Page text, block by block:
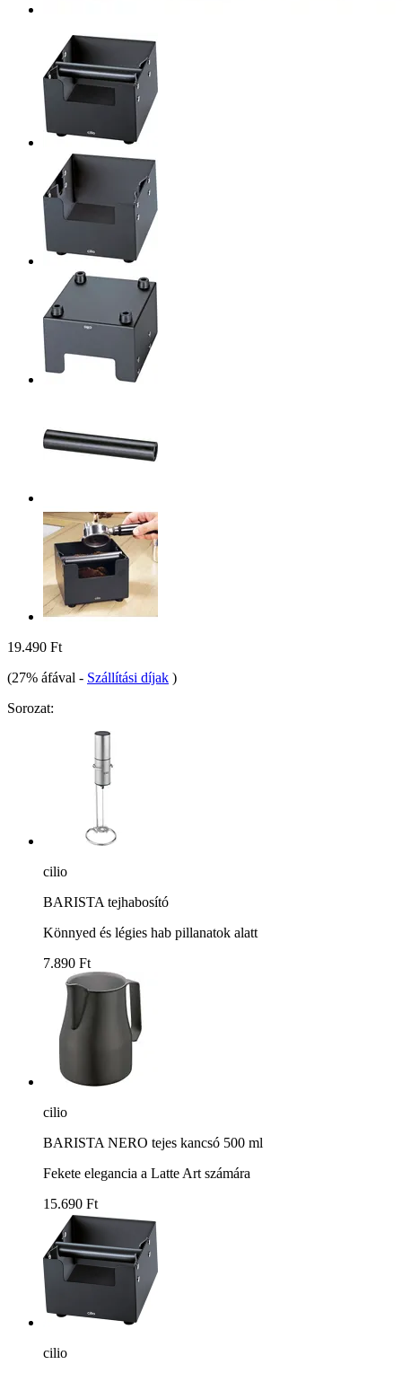
19.490 Ft
(27% áfával - Szállítási díjak )
Sorozat:
cilio
BARISTA tejhabosító
Könnyed és légies hab pillanatok alatt
7.890 Ft
cilio
BARISTA NERO tejes kancsó 500 ml
Fekete elegancia a Latte Art számára
15.690 Ft
cilio